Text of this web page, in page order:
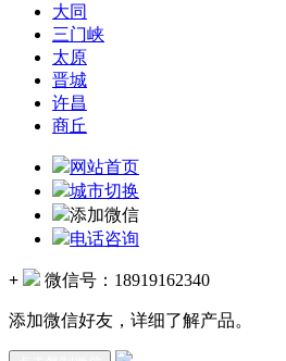
大同
三门峡
太原
晋城
许昌
商丘
网站首页
城市切换
添加微信
电话咨询
+ 微信号： 18919162340
添加微信好友，详细了解产品。